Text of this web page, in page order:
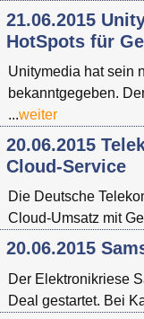
21.06.2015
HotSpots für
Unitymedia hat sein
bekanntgegeben.
...weiter
20.06.2015
Cloud-Service
Die Deutsche
Cloud-Umsatz mit
20.06.2015
Der Elektronikriese
Deal gestartet. Bei